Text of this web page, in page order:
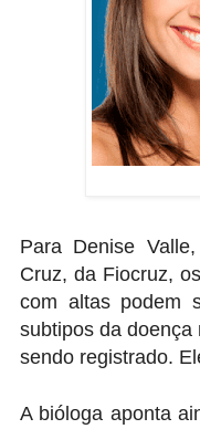
Para Denise
Cruz, da Fiocruz,
com altas podem
subtipos da
sendo registrado.
A bióloga aponta